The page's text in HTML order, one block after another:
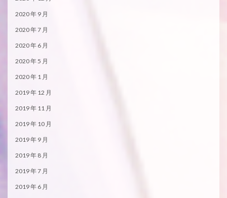
2020 年 9 月
2020 年 7 月
2020 年 6 月
2020 年 5 月
2020 年 1 月
2019 年 12 月
2019 年 11 月
2019 年 10 月
2019 年 9 月
2019 年 8 月
2019 年 7 月
2019 年 6 月